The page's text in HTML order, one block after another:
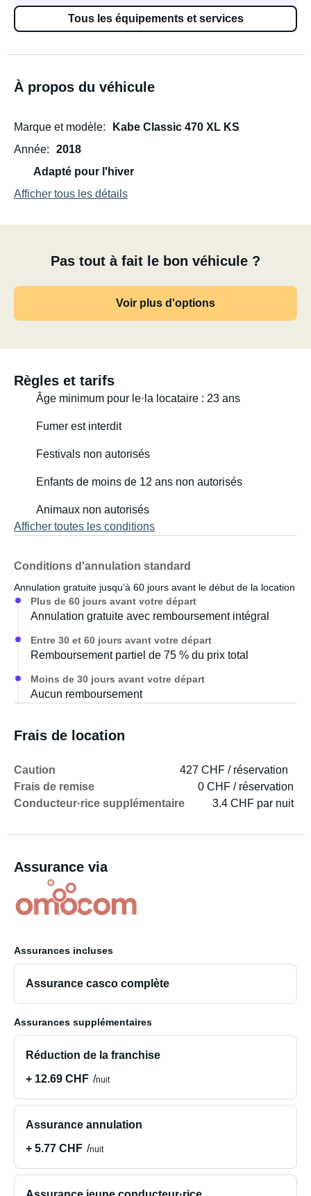
Tous les équipements et services
À propos du véhicule
Marque et modèle
Kabe Classic 470 XL KS
Année
2018
Adapté pour l'hiver
Afficher tous les détails
Pas tout à fait le bon véhicule ?
Voir plus d'options
Règles et tarifs
Âge minimum pour le·la locataire : 23 ans
Fumer est interdit
Festivals non autorisés
Enfants de moins de 12 ans non autorisés
Animaux non autorisés
Afficher toutes les conditions
Conditions d'annulation standard
Annulation gratuite jusqu’à 60 jours avant le début de la location
Plus de 60 jours avant votre départ
Annulation gratuite avec remboursement intégral
Entre 30 et 60 jours avant votre départ
Remboursement partiel de 75 % du prix total
Moins de 30 jours avant votre départ
Aucun remboursement
Frais de location
Caution
427 CHF / réservation
Frais de remise
0 CHF / réservation
Conducteur·rice supplémentaire
3.4 CHF par nuit
Assurance via
Assurances incluses
Assurance casco complète
Assurances supplémentaires
Réduction de la franchise
+ 12.69 CHF
nuit
Assurance annulation
+ 5.77 CHF
nuit